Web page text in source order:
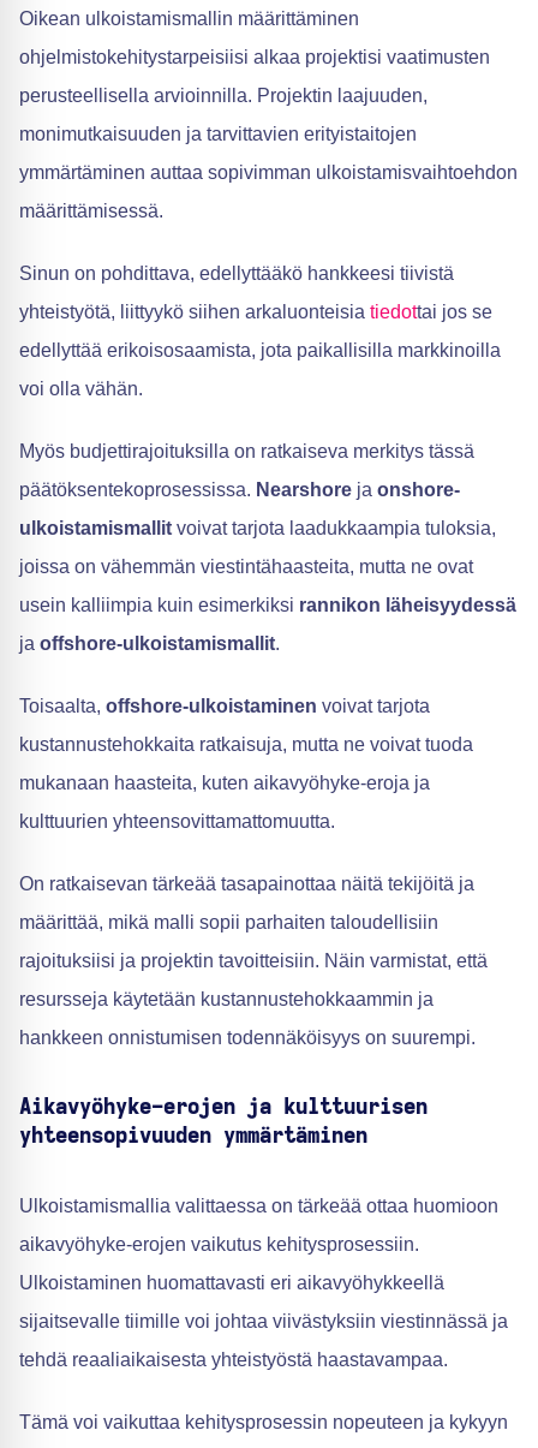
Oikean ulkoistamismallin määrittäminen
ohjelmistokehitystarpeisiisi alkaa projektisi vaatimusten
perusteellisella arvioinnilla. Projektin laajuuden,
monimutkaisuuden ja tarvittavien erityistaitojen
ymmärtäminen auttaa sopivimman ulkoistamisvaihtoehdon
määrittämisessä.
Sinun on pohdittava, edellyttääkö hankkeesi tiivistä
yhteistyötä, liittyykö siihen arkaluonteisia tiedottai jos se
edellyttää erikoisosaamista, jota paikallisilla markkinoilla
voi olla vähän.
Myös budjettirajoituksilla on ratkaiseva merkitys tässä
päätöksentekoprosessissa. Nearshore ja onshore-
ulkoistamismallit voivat tarjota laadukkaampia tuloksia,
joissa on vähemmän viestintähaasteita, mutta ne ovat
usein kalliimpia kuin esimerkiksi rannikon läheisyydessä
ja offshore-ulkoistamismallit.
Toisaalta, offshore-ulkoistaminen voivat tarjota
kustannustehokkaita ratkaisuja, mutta ne voivat tuoda
mukanaan haasteita, kuten aikavyöhyke-eroja ja
kulttuurien yhteensovittamattomuutta.
On ratkaisevan tärkeää tasapainottaa näitä tekijöitä ja
määrittää, mikä malli sopii parhaiten taloudellisiin
rajoituksiisi ja projektin tavoitteisiin. Näin varmistat, että
resursseja käytetään kustannustehokkaammin ja
hankkeen onnistumisen todennäköisyys on suurempi.
Aikavyöhyke-erojen ja kulttuurisen
yhteensopivuuden ymmärtäminen
Ulkoistamismallia valittaessa on tärkeää ottaa huomioon
aikavyöhyke-erojen vaikutus kehitysprosessiin.
Ulkoistaminen huomattavasti eri aikavyöhykkeellä
sijaitsevalle tiimille voi johtaa viivästyksiin viestinnässä ja
tehdä reaaliaikaisesta yhteistyöstä haastavampaa.
Tämä voi vaikuttaa kehitysprosessin nopeuteen ja kykyyn